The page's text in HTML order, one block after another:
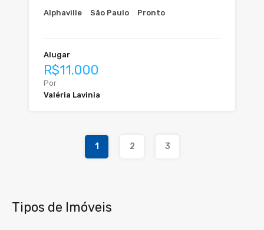
Alphaville São Paulo Pronto
Alugar
R$11.000
Por
Valéria Lavinia
1 2 3
Tipos de Imóveis